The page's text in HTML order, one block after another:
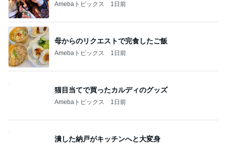
Amebaトピックス 1日前
母からのリクエストで完食したご飯
Amebaトピックス 1日前
猫目当てで買ったカルディのグッズ
Amebaトピックス 1日前
潰した納戸がキッチンへと大変身